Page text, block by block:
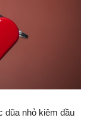
dũa nhỏ kiêm đầu